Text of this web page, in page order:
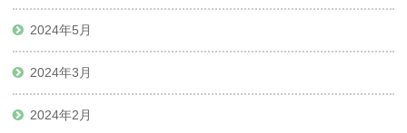
2024年5月
2024年3月
2024年2月